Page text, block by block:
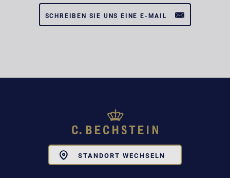
SCHREIBEN SIE UNS EINE E-MAIL
STANDORT WECHSELN